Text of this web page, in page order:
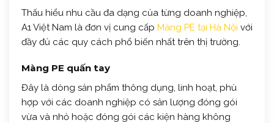
Thấu hiểu nhu cầu đa dạng của từng doanh nghiệp,
A1 Việt Nam là đơn vị cung cấp Màng PE tại Hà Nội với
đầy đủ các quy cách phổ biến nhất trên thị trường.
Màng PE quấn tay
Đây là dòng sản phẩm thông dụng, linh hoạt, phù
hợp với các doanh nghiệp có sản lượng đóng gói
vừa và nhỏ hoặc đóng gói các kiện hàng không